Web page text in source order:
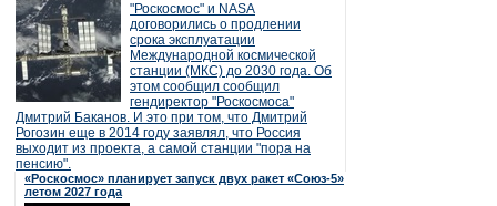
"Роскосмос" и NASA
договорились о продлении
срока эксплуатации
Международной космической
станции (МКС) до 2030 года. Об
этом сообщил сообщил
гендиректор "Роскосмоса"
Дмитрий Баканов. И это при том, что Дмитрий
Рогозин еще в 2014 году заявлял, что Россия
выходит из проекта, а самой станции "пора на
пенсию".
«Роскосмос» планирует запуск двух ракет «Союз-5»
летом 2027 года